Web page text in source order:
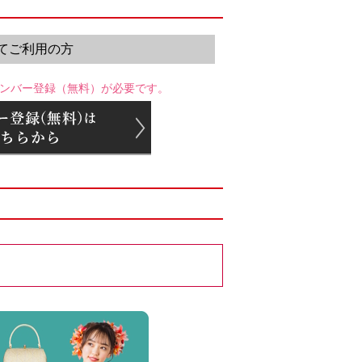
ご利用の方
バー登録（無料）が必要です。